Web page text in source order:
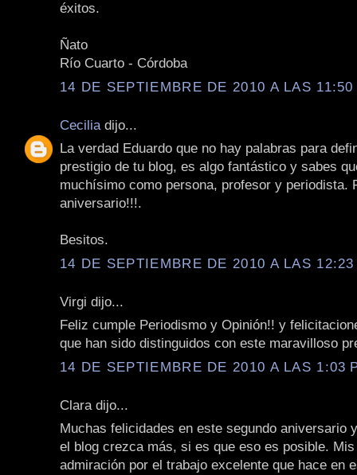
éxitos.
Ñato
Río Cuarto - Córdoba
14 DE SEPTIEMBRE DE 2010 A LAS
Cecilia dijo...
La verdad Eduardo que no hay palabras para
prestigio de tu blog, es algo fantástico y sabes
muchísimo como persona, profesor y periodista.
aniversario!!!.
Besitos.
14 DE SEPTIEMBRE DE 2010 A LAS 12:23
Virgi dijo...
Feliz cumple Periodismo y Opinión!! y
que han sido distinguidos con este maravilloso
14 DE SEPTIEMBRE DE 2010 A LAS 1:03
Clara dijo...
Muchas felicidades en este segundo aniversario
el blog crezca más, si es que eso es posible.
admiración por el trabajo excelente que hace en